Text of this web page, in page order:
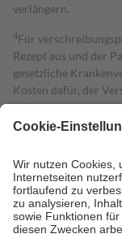
verlängern.
4Für
Rezept aus und der
gesetzliche
Kosten dafür, der
mit.
Grundsätzlich leisten
höchstens zehn Euro.
Kosten der Leistung
Diese Regeln gelten
Bei Heilmitteln und
Zuzahlung zehn